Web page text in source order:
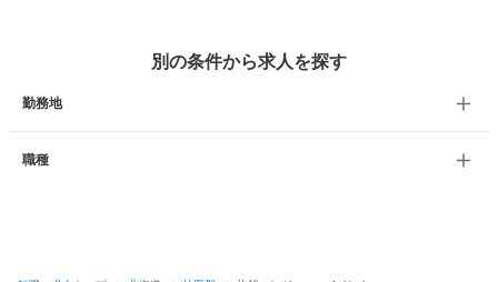
別の条件から求人を探す
勤務地
職種